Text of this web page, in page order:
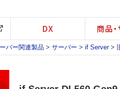
DX 商品
バー関連製品 > サーバー > if Server>